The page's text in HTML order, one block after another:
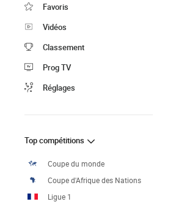
Favoris
Vidéos
Classement
Prog TV
Réglages
Top compétitions
Coupe du monde
Coupe d'Afrique des Nations
Ligue 1